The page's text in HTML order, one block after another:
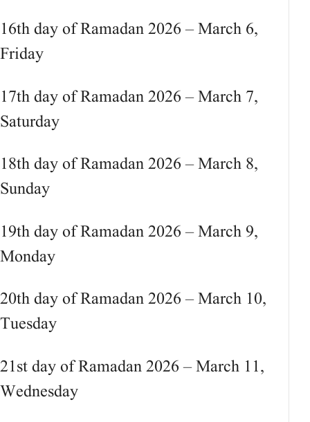
16th day of Ramadan 2026 – March 6,
Friday
17th day of Ramadan 2026 – March 7,
Saturday
18th day of Ramadan 2026 – March 8,
Sunday
19th day of Ramadan 2026 – March 9,
Monday
20th day of Ramadan 2026 – March 10,
Tuesday
21st day of Ramadan 2026 – March 11,
Wednesday